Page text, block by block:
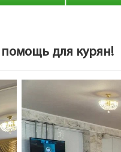
помощь для курян!